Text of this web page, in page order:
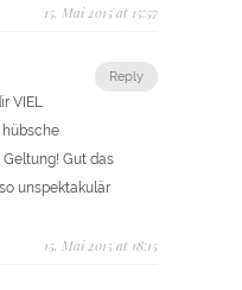
15. Mai 2015 at 15:57
Reply
VIEL
hübsche
Gut das
unspektakulär
15. Mai 2015 at 18:15